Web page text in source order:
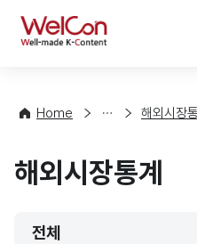
WelCon
Home
향
계
해외시장
해외시장통계
전체